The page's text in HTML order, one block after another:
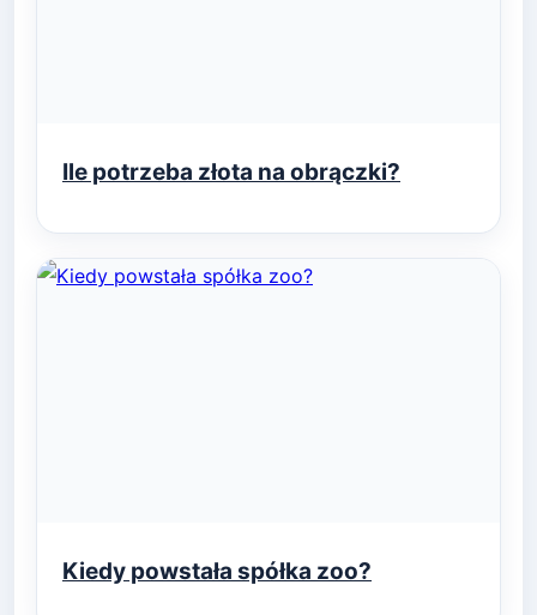
Ile potrzeba złota na obrączki?
Kiedy powstała spółka zoo?